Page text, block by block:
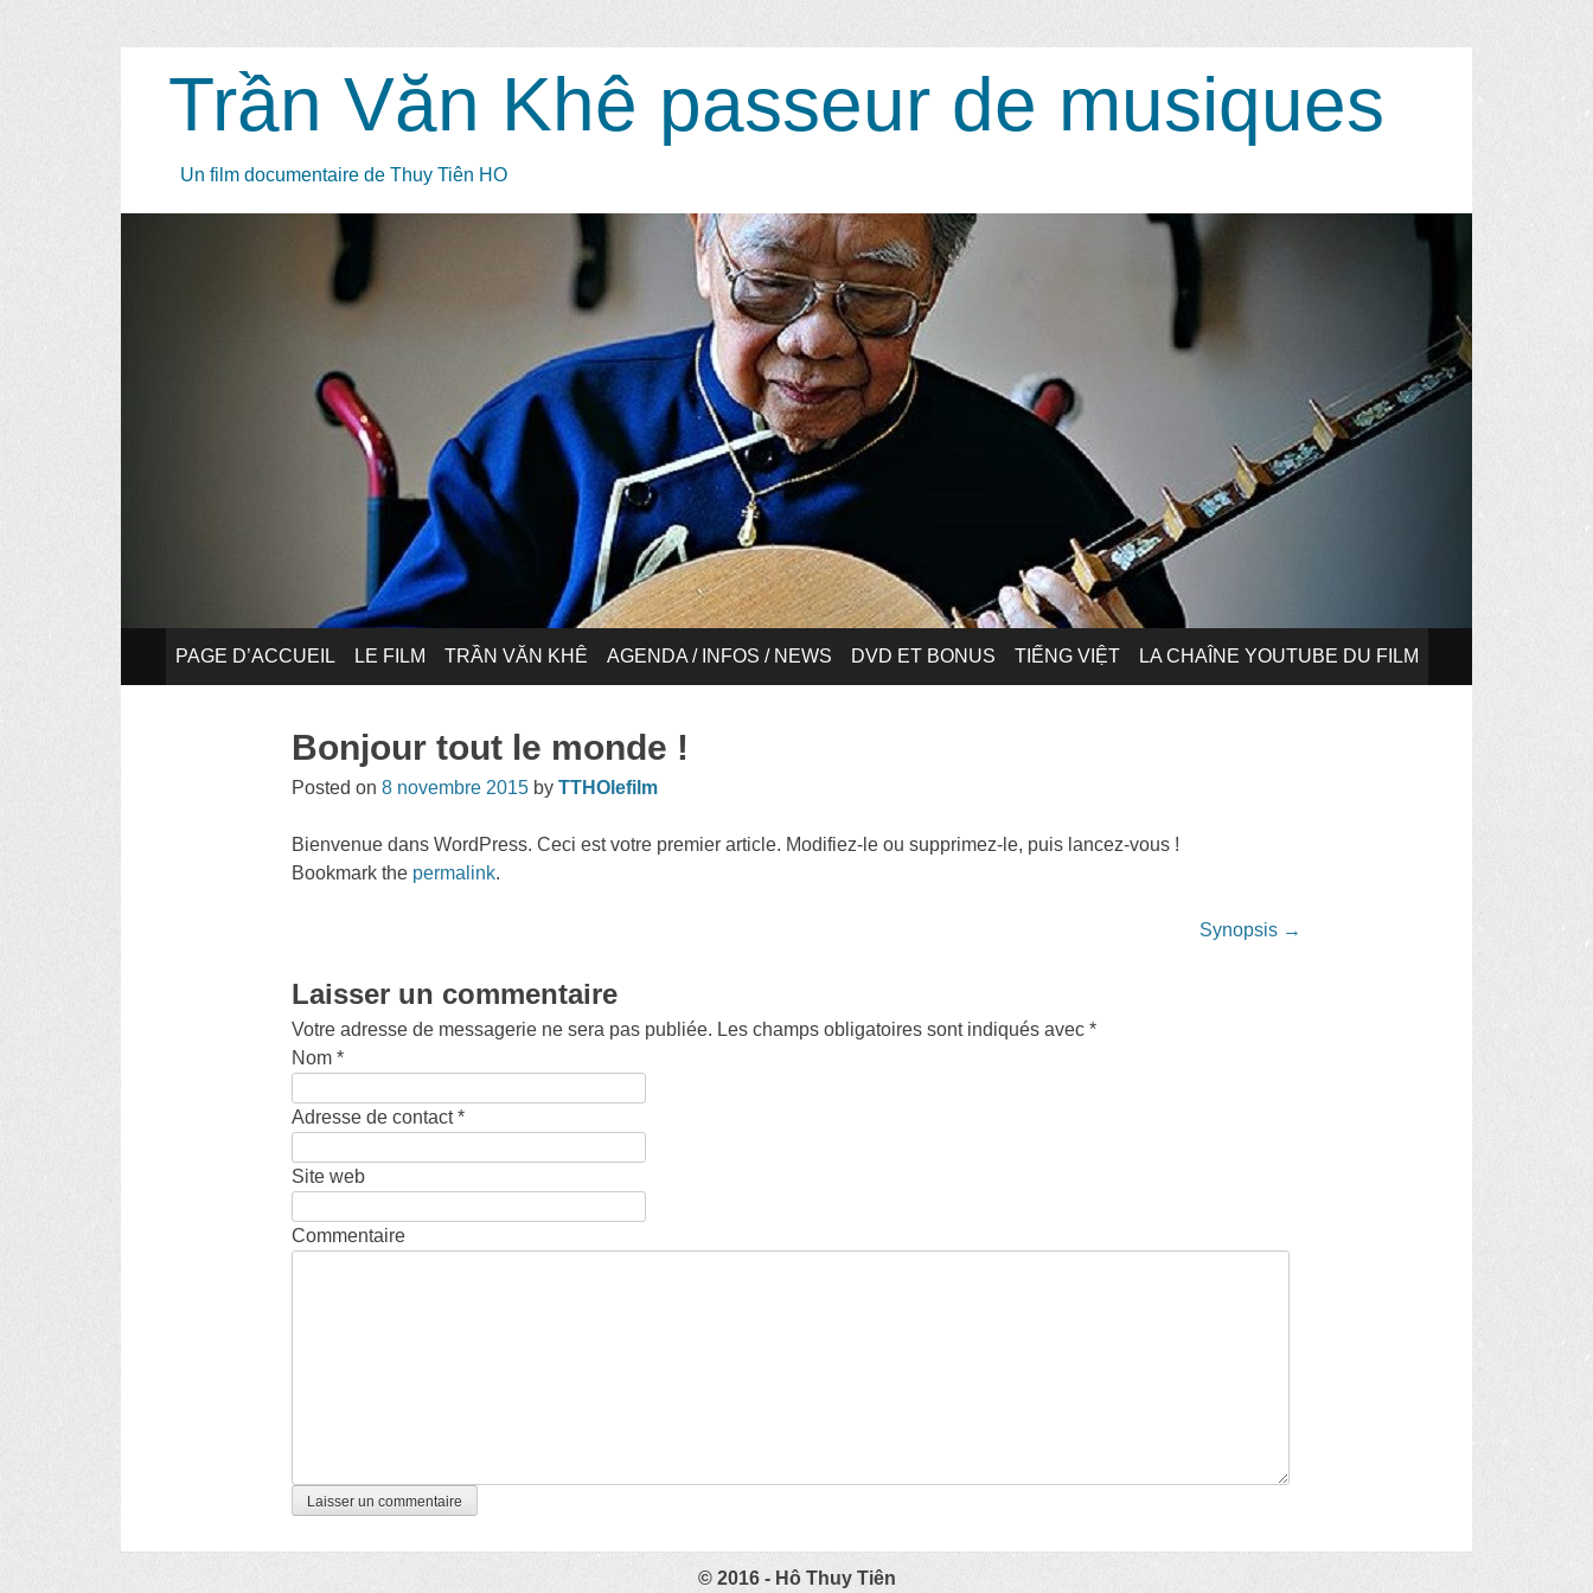
Trần Văn Khê passeur de musiques
Un film documentaire de Thuy Tiên HO
SKIP TO CONTENT
PAGE D’ACCUEIL LE FILM TRẦN VĂN KHÊ AGENDA / INFOS / NEWS DVD ET BONUS TIẾNG VIỆT LA CHAÎNE YOUTUBE DU FILM
Bonjour tout le monde !
Posted on 8 novembre 2015 by TTHOlefilm
Bienvenue dans WordPress. Ceci est votre premier article. Modifiez-le ou supprimez-le, puis lancez-vous !
Bookmark the permalink.
Synopsis →
Laisser un commentaire
Votre adresse de messagerie ne sera pas publiée. Les champs obligatoires sont indiqués avec *
Nom *
Adresse de contact*
Site web
Commentaire
© 2016 - Hô Thuy Tiên